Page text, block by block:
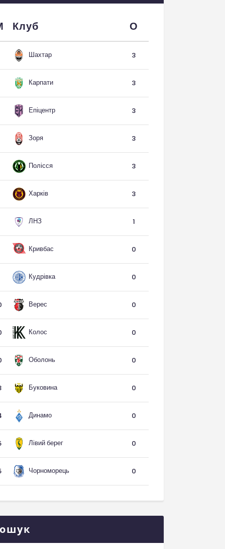
Клуб О
Шахтар 3
Карпати 3
Епіцентр 3
Зоря 3
Полісся 3
Харків 3
ЛНЗ 1
Кривбас 0
Кудрівка 0
Верес 0
Колос 0
Оболонь 0
Буковина 0
Динамо 0
Лівий берег 0
Чорноморець 0